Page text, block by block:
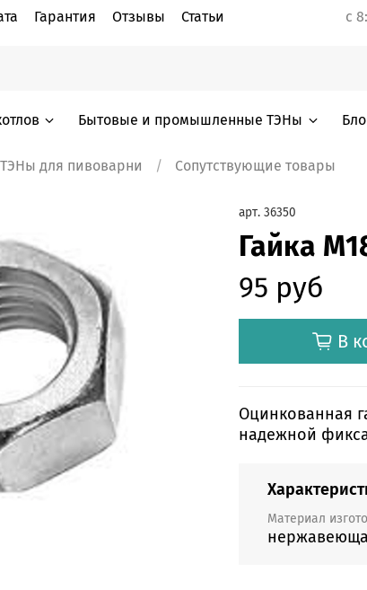
Гарантия Отзывы Статьи с
Бытовые и промышленные ТЭНы
ТЭНы для пивоварни Сопутствующие товары
арт. 36350
Гайка
95 руб
В
Оцинкованная
надежной
Материал